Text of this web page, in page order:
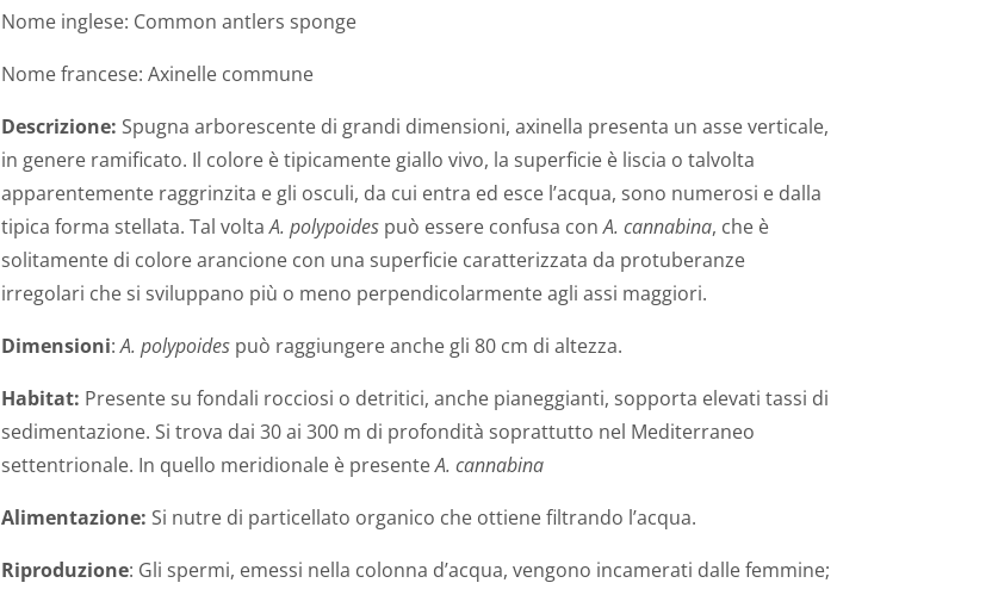
Nome inglese: Common antlers sponge
Nome francese: Axinelle commune
Descrizione: Spugna arborescente di grandi dimensioni, axinella presenta un asse verticale,
in genere ramificato. Il colore è tipicamente giallo vivo, la superficie è liscia o talvolta
apparentemente raggrinzita e gli osculi, da cui entra ed esce l’acqua, sono numerosi e dalla
tipica forma stellata. Tal voltaA. polypoides può essere confusa conA. cannabina, che è
solitamente di colore arancione con una superficie caratterizzata da protuberanze
irregolari che si sviluppano più o meno perpendicolarmente agli assi maggiori.
Dimensioni:A. polypoidespuò raggiungere anche gli 80 cm di altezza.
Habitat: Presente su fondali rocciosi o detritici, anche pianeggianti, sopporta elevati tassi di
sedimentazione. Si trova dai 30 ai 300 m di profondità soprattutto nel Mediterraneo
settentrionale. In quello meridionale è presenteA. cannabina
Alimentazione: Si nutre di particellato organico che ottiene filtrando l’acqua.
Riproduzione: Gli spermi, emessi nella colonna d’acqua, vengono incamerati dalle femmine;